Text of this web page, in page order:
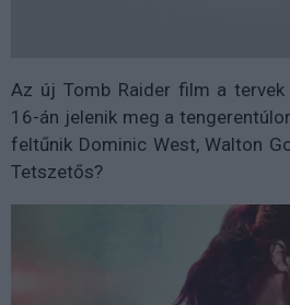
Az új Tomb Raider film a
16-án jelenik meg a
feltűnik Dominic West, Walton
Tetszetős?